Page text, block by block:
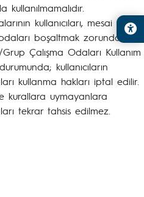
kullanıcıları, mesai
boşaltmak zorundadır.
Çalışma Odaları Kullanım
kullanıcıların
kullanma hakları iptal edilir.
kurallara uymayanlara
tekrar tahsis edilmez.